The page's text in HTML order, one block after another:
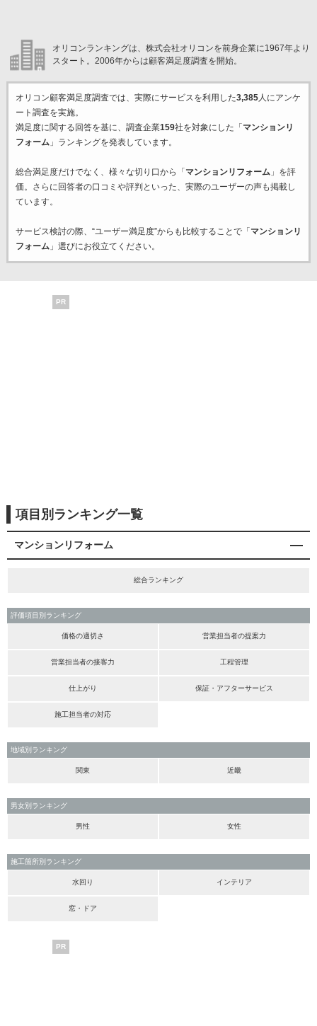
オリコンランキングは、株式会社オリコンを前身企業に1967年より
スタート。2006年からは顧客満足度調査を開始。
オリコン顧客満足度調査では、実際にサービスを利用した3,385人にアンケ
ート調査を実施。
満足度に関する回答を基に、調査企業159社を対象にした「 マンションリ
フォーム」ランキングを発表しています。
総合満足度だけでなく、様々な切り口から「 マンションリフォーム」を評
価。さらに回答者の口コミや評判といった、実際のユーザーの声も掲載し
ています。
サービス検討の際、“ユーザー満足度”からも比較することで「 マンションリ
フォーム」選びにお役立てください。
PR
項目別ランキング一覧
マンションリフォーム
総合ランキング
評価項目別ランキング
価格の適切さ 営業担当者の提案力
営業担当者の接客力 工程管理
仕上がり 保証・アフターサービス
施工担当者の対応
地域別ランキング
関東 近畿
男女別ランキング
男性 女性
施工箇所別ランキング
水回り インテリア
窓・ドア
PR